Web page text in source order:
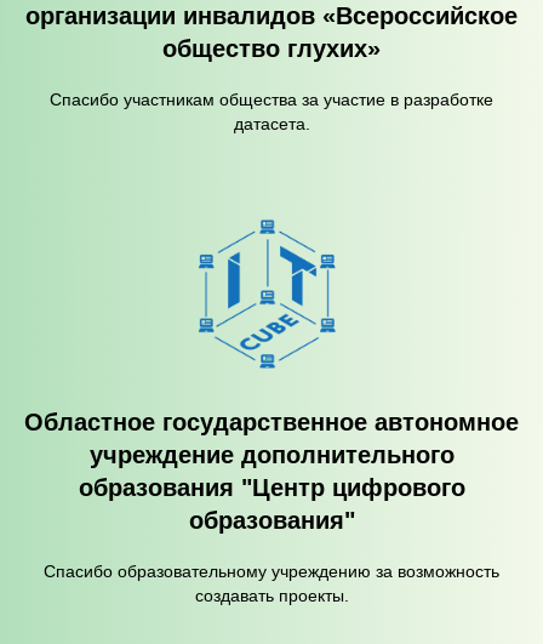
организации инвалидов «Всероссийское
общество глухих»
Спасибо участникам общества за участие в разработке
датасета.
Областное государственное автономное
учреждение дополнительного
образования "Центр цифрового
образования"
Спасибо образовательному учреждению за возможность
создавать проекты.